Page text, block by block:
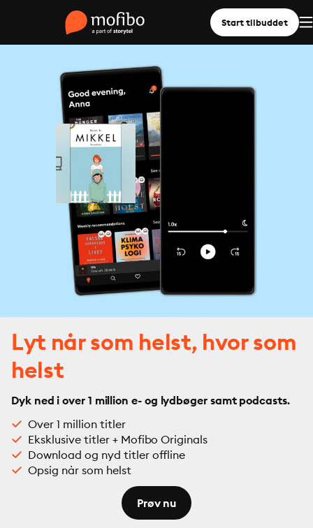
Start tilbuddet
Lyt når som helst, hvor som
helst
Dyk ned i over 1 million e- og lydbøger samt podcasts.
Over 1 million titler
Eksklusive titler + Mofibo Originals
Download og nyd titler offline
Opsig når som helst
Prøv nu